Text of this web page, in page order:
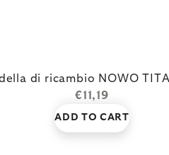
di ricambio NOWO
€11,19
ADD TO CART